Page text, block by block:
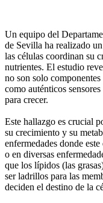
Un equipo del
de Sevilla ha realizado
las células coordinan su
nutrientes. El estudio
no son solo
como auténticos
para crecer.
Este hallazgo es crucial
su crecimiento y su
enfermedades donde
o en diversas
que los lípidos (las
ser ladrillos para las
deciden el destino de la